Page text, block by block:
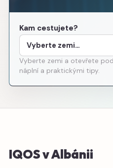
Kam cestujete?
Vyberte zemi a otevřete
náplní a praktickými tipy.
IQOS v Albánii